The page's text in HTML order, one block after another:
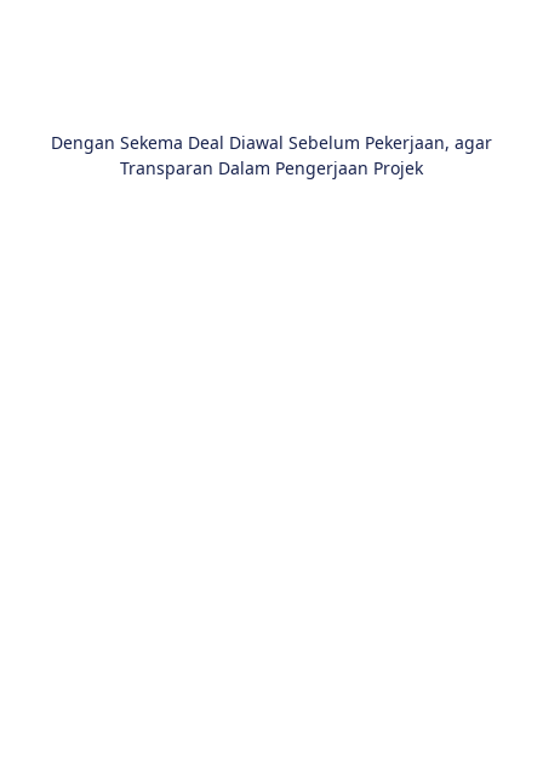
Dengan Sekema Deal Diawal Sebelum Pekerjaan, agar
Transparan Dalam Pengerjaan Projek